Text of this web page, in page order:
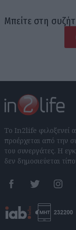
Μπείτε στη
Το In2life φιλοξενεί
προέρχεται από την
του συνεργάτες. Η
δεν δημοσιεύεται
FacebookTwitter